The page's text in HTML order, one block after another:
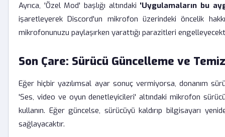
Ayrıca, 'Özel Mod' başlığı altındaki 'Uygulamaların bu
işaretleyerek Discord'un mikrofon üzerindeki öncelik
mikrofonunuzu paylaşırken yarattığı parazitleri
Son Çare: Sürücü Güncelleme ve
Eğer hiçbir yazılımsal ayar sonuç vermiyorsa, donanım
'Ses, video ve oyun denetleyicileri' altındaki mikrofon
kullanın. Eğer güncelse, sürücüyü kaldırıp bilgisayarı
sağlayacaktır.